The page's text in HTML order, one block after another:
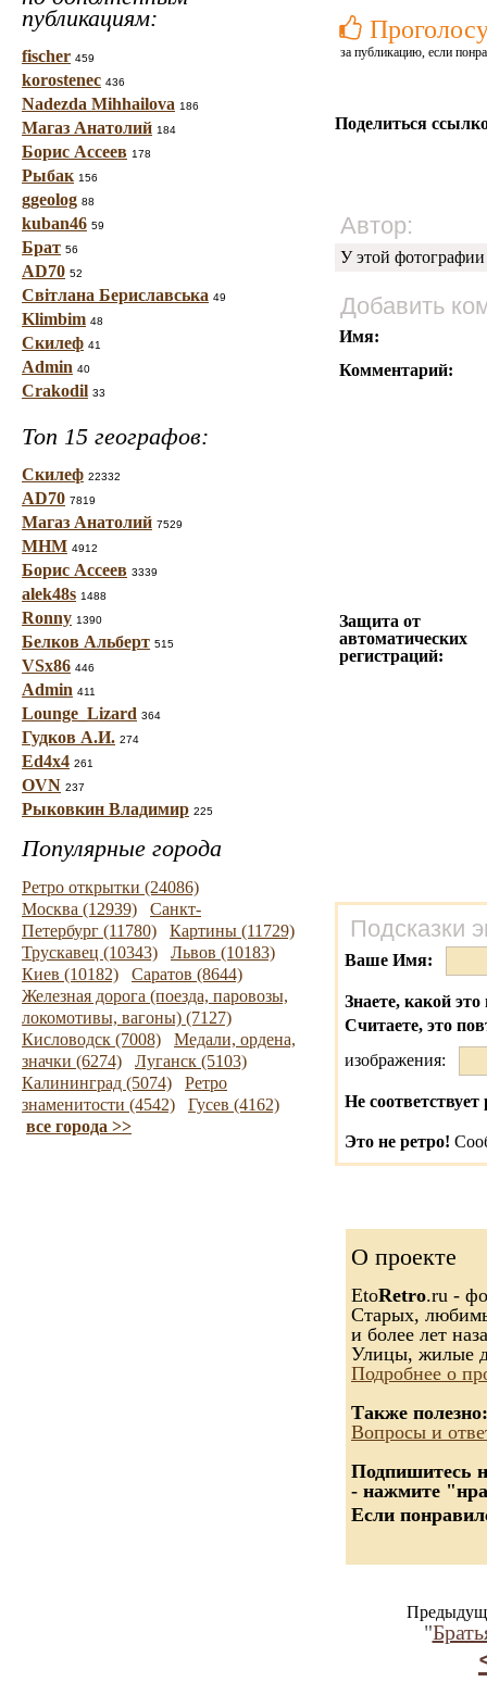
публикациям:
fischer 459
korostenec 436
Nadezda Mihhailova 186
Магаз Анатолий 184
Борис Ассеев 178
Рыбак 156
ggeolog 88
kuban46 59
Брат 56
AD70 52
Світлана Бериславська 49
Klimbim 48
Скилеф 41
Admin 40
Crakodil 33
Топ 15 географов:
Скилеф 22332
AD70 7819
Магаз Анатолий 7529
МНМ 4912
Борис Ассеев 3339
alek48s 1488
Ronny 1390
Белков Альберт 515
VSx86 446
Admin 411
Lounge_Lizard 364
Гудков А.И. 274
Ed4x4 261
OVN 237
Рыковкин Владимир 225
Популярные города
Ретро открытки (24086)
Москва (12939)
Санкт-
Петербург (11780)
Картины (11729)
Трускавец (10343)
Львов (10183)
Киев (10182)
Саратов (8644)
Железная дорога (поезда, паровозы,
локомотивы, вагоны) (7127)
Кисловодск (7008)
Медали, ордена,
значки (6274)
Луганск (5103)
Калининград (5074)
Ретро
знаменитости (4542)
Гусев (4162)
все города >>
за публикацию, если
Поделиться
Автор:
У этой
Добавить
Имя:
Комментарий:
Защита от
автоматических
регистраций:
Подсказки
Ваше Имя:
Знаете, какой это
Считаете, это
изображения:
Не соответствует
Это не ретро!
О проекте
EtoRetro.ru -
Старых,
и более лет
Улицы, жилые
Подробнее о
Также полезно:
Вопросы и
Подпишитесь
- нажмите
Если
"